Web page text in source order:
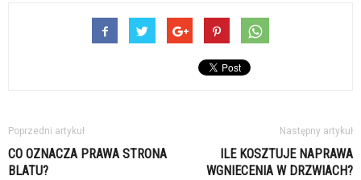
Poprzedni artykuł
CO OZNACZA PRAWA STRONA
BLATU?
Następny artykuł
ILE KOSZTUJE NAPRAWA
WGNIECENIA W DRZWIACH?